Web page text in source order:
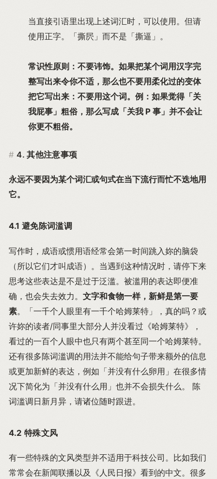
当直接引语里出现上述词汇时，可以使用。但请
使用正字。「撕屄」而不是「撕逼」。
常识性原则：不要讳饰。如果把某个词用汉字完
整写出来令你不适，那么也不要用柔化过的变体
把它写出来：不要用这个词。例：如果觉得「关
我屁事」粗俗，那么写成「关我 P 事」并不会让
你更不粗俗。
4. 其他注意事项
永远不要因为某个词汇或句式在当下流行而忙不迭地用
它。
4.1 避免陈词滥调
写作时，成语或惯用语经常会第一时间跳入妳的脑袋
（所以它们才叫成语）。当遇到这种情况时，请停下来
思考这些表达是不是过于泛滥。被滥用的表达即便准
确，也会失去效力。 文字和食物一样，新鲜是第一要
素。「一千个人眼里有一千个哈姆莱特」，真的吗？或
许妳的读者/同事里大部分人并没看过《哈姆莱特》，
看过的一百个人眼中也只有两个甚至同一个哈姆莱特。
还有很多陈词滥调的用法并不能给句子带来额外的信息
或更加新鲜的表达，例如「并没有什么卵用」在很多情
况下简化为「并没有什么用」也并不会损失什么。 陈
词滥调日新月异，请诸位随时跟进。
4.2 特殊文风
有一些特殊的文风类型并不适用于科技公司。比如我们
常常会在新闻联播以及《人民日报》看到的中文。很多